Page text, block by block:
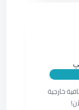
خارجية